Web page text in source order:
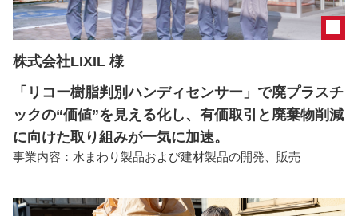
株式会社LIXIL 様
「リコー樹脂判別ハンディセンサー」で廃プラスチ
ックの“価値”を見える化し、有価取引と廃棄物削減
に向けた取り組みが一気に加速。
事業内容： 水まわり製品および建材製品の開発、販売